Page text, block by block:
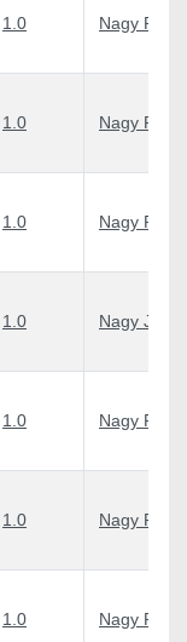
1.0 Nagy Péter
1.0 Nagy Péter
1.0 Nagy Péter
1.0 Nagy Judit
1.0 Nagy Péter
1.0 Nagy Péter
1.0 Nagy Péter